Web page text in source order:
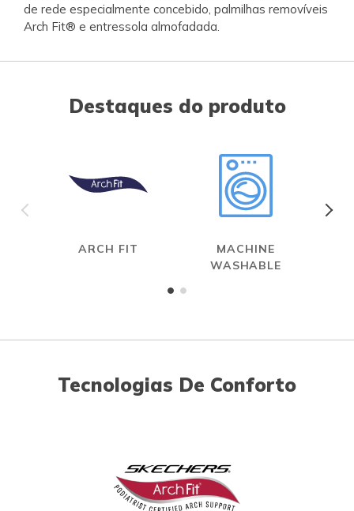
de rede especialmente concebido, palmilhas removíveis
Arch Fit® e entressola almofadada.
Destaques do produto
ARCH FIT
MACHINE
WASHABLE
Tecnologias De Conforto